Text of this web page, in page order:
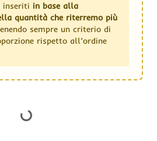
inseriti in base alla
quantità che riterremo più
sempre un criterio di
rispetto all’ordine